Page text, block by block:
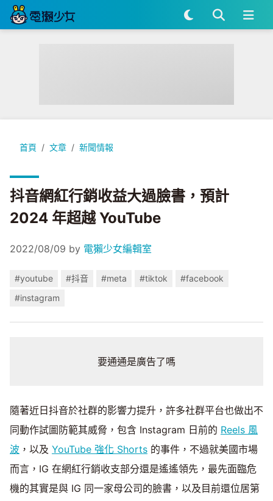
首頁 文章 新聞情報
抖音網紅行銷收益大過臉書，預計 2024 年超越 YouTube
抖音網紅行銷收益大過臉書，預計
2024 年超越 YouTube
2022/08/09 by 電獺少女編輯室
#youtube #抖音 #meta #tiktok
#facebook
#instagram
要通通是廣告了嗎
隨著近日抖音於社群的影響力提升，許多社群平台也做出不
同動作試圖防範其威脅，包含 Instagram 日前的 Reels 風
波 ，以及 YouTube 強化 Shorts 的事件，不過就美國市場
而言，IG 在網紅行銷收支部分還是遙遙領先，最先面臨危
機的其實是與 IG 同一家母公司的臉書，以及目前還位居第